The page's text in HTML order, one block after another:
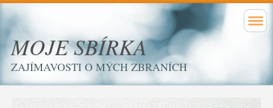
MOJE SBÍRKA
ZAJÍMAVOSTI O MÝCH ZBRANÍCH